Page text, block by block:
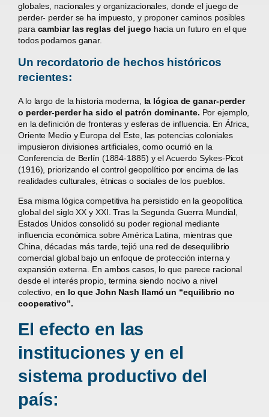
globales, nacionales y organizacionales, donde el juego de
perder- perder se ha impuesto, y proponer caminos posibles
para cambiar las reglas del juego hacia un futuro en el que
todos podamos ganar.
Un recordatorio de hechos históricos
recientes:
A lo largo de la historia moderna, la lógica de ganar-perder
o perder-perder ha sido el patrón dominante. Por ejemplo,
en la definición de fronteras y esferas de influencia. En África,
Oriente Medio y Europa del Este, las potencias coloniales
impusieron divisiones artificiales, como ocurrió en la
Conferencia de Berlín (1884-1885) y el Acuerdo Sykes-Picot
(1916), priorizando el control geopolítico por encima de las
realidades culturales, étnicas o sociales de los pueblos.
Esa misma lógica competitiva ha persistido en la geopolítica
global del siglo XX y XXI. Tras la Segunda Guerra Mundial,
Estados Unidos consolidó su poder regional mediante
influencia económica sobre América Latina, mientras que
China, décadas más tarde, tejió una red de desequilibrio
comercial global bajo un enfoque de protección interna y
expansión externa. En ambos casos, lo que parece racional
desde el interés propio, termina siendo nocivo a nivel
colectivo, en lo que John Nash llamó un “equilibrio no
cooperativo”.
El efecto en las
instituciones y en el
sistema productivo del
país: